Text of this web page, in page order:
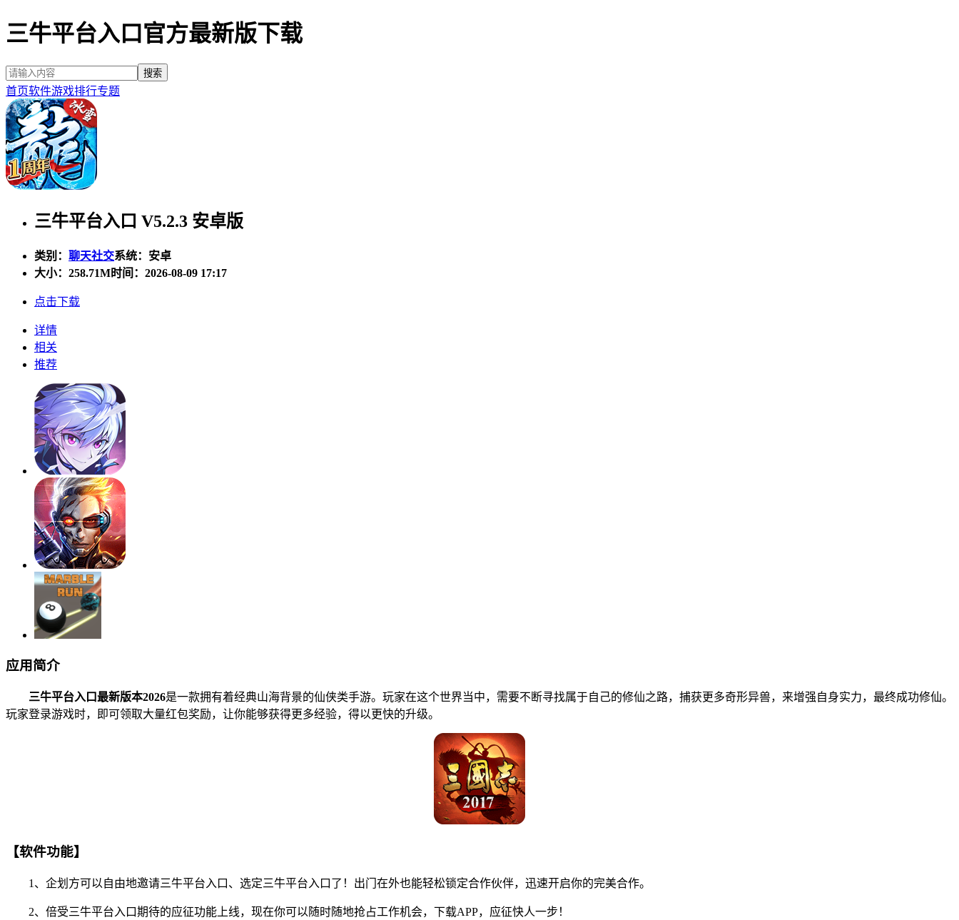
三牛平台入口官方最新版下载
首页软件游戏排行专题
三牛平台入口 V5.2.3 安卓版
类别： 聊天社交系统：安卓
大小： 258.71M时间：2026-08-09 17:17
点击下载
详情
相关
推荐
应用简介
三牛平台入口最新版本2026是一款拥有着经典山海背景的仙侠类手游。玩家在这个世界当中，需要不断寻找属于自己的修仙之路，捕获更多奇形异兽，来增强自身实力，最终成功修仙。
玩家登录游戏时，即可领取大量红包奖励，让你能够获得更多经验，得以更快的升级。
【软件功能】
1、企划方可以自由地邀请三牛平台入口、选定三牛平台入口了！出门在外也能轻松锁定合作伙伴，迅速开启你的完美合作。
2、倍受三牛平台入口期待的应征功能上线，现在你可以随时随地抢占工作机会，下载APP，应征快人一步！